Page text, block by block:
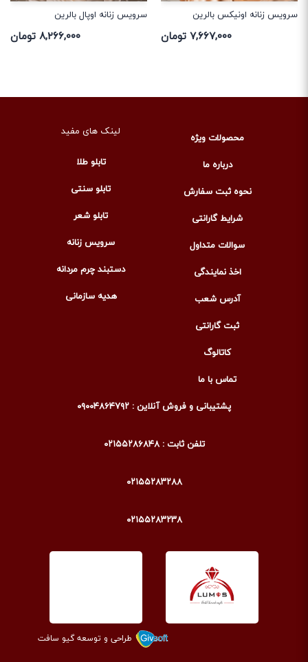
سرویس زنانه اونیکس بالرین
۷,۶۶۷,۰۰۰ تومان
سرویس زنانه اوپال بالرین
۸,۲۶۶,۰۰۰ تومان
محصولات ویژه
درباره ما
نحوه ثبت سفارش
شرایط گارانتی
سوالات متداول
اخذ نمایندگی
آدرس شعب
ثبت گارانتی
کاتالوگ
تماس با ما
لینک های مفید
تابلو طلا
تابلو سنتی
تابلو شعر
سرویس زنانه
دستبند چرم مردانه
هدیه سازمانی
پشتیبانی و فروش آنلاین : ۰۹۰۰۴۸۶۴۷۹۲
تلفن ثابت : ۰۲۱۵۵۲۸۶۸۴۸
۰۲۱۵۵۲۸۳۲۸۸
۰۲۱۵۵۲۸۳۲۳۸
طراحی و توسعه گیو سافت